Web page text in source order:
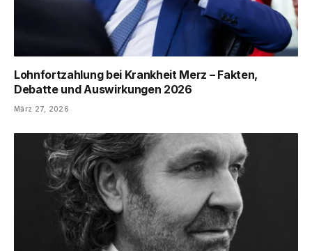
Lohnfortzahlung bei Krankheit Merz – Fakten,
Debatte und Auswirkungen 2026
März 27, 2026